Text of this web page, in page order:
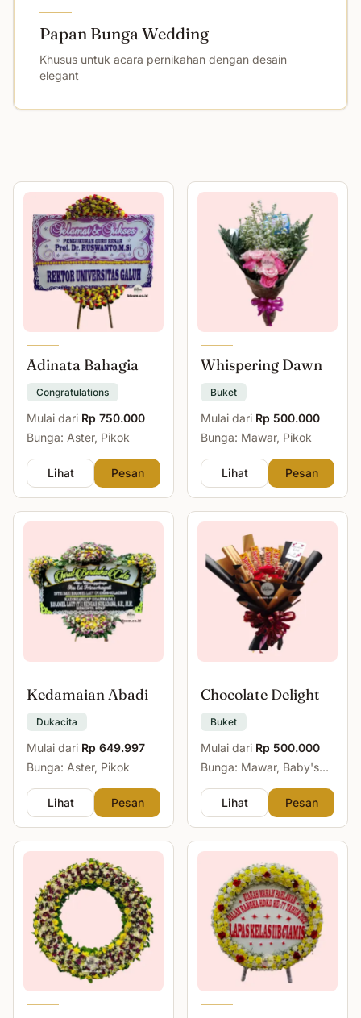
Papan Bunga Wedding
Khusus untuk acara pernikahan dengan desain
elegant
Adinata Bahagia
Congratulations
Mulai dari Rp 750.000
Bunga: Aster, Pikok
Lihat Pesan
Whispering Dawn
Buket
Mulai dari Rp 500.000
Bunga: Mawar, Pikok
Lihat Pesan
Kedamaian Abadi
Dukacita
Mulai dari Rp 649.997
Bunga: Aster, Pikok
Lihat Pesan
Chocolate Delight
Buket
Mulai dari Rp 500.000
Bunga: Mawar, Baby's
Lihat
Pesan